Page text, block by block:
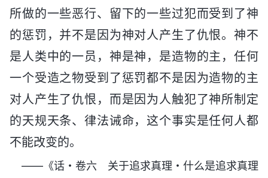
所做的一些恶行、留下的一些过犯而受到了神
的惩罚，并不是因为神对人产生了仇恨。神不
是人类中的一员，神是神，是造物的主，任何
一个受造之物受到了惩罚都不是因为造物的主
对人产生了仇恨，而是因为人触犯了神所制定
的天规天条、律法诫命，这个事实是任何人都
不能改变的。
——《话・卷六 关于追求真理・什么是追求真理